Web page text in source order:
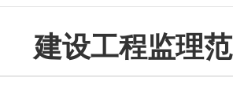
建设工程监理